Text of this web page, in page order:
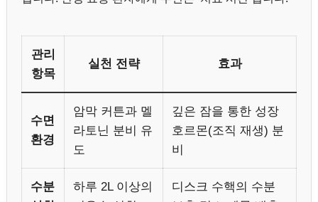
관리
항목
실천 전략 효과
수면
환경
암막 커튼과 멜
라토닌 분비 유
도
깊은 잠을 통한 성장
호르몬(조직 재생) 분
비
수분
하루 2L 이상의
디스크 수핵의 수분